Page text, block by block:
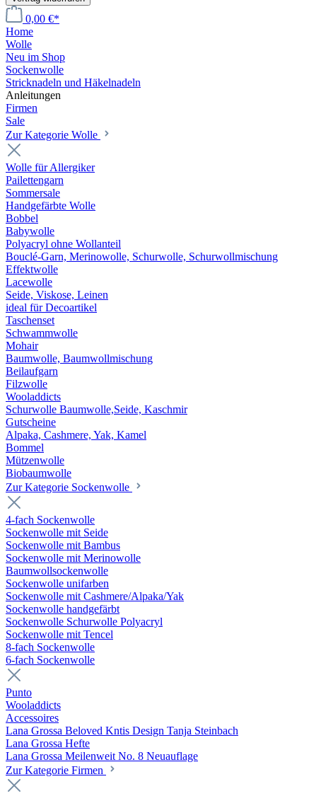
0,00 €*
Home
Wolle
Neu im Shop
Sockenwolle
Stricknadeln und Häkelnadeln
Anleitungen
Firmen
Sale
Zur Kategorie Wolle
Wolle für Allergiker
Pailettengarn
Sommersale
Handgefärbte Wolle
Bobbel
Babywolle
Polyacryl ohne Wollanteil
Bouclé-Garn, Merinowolle, Schurwolle, Schurwollmischung
Effektwolle
Lacewolle
Seide, Viskose, Leinen
ideal für Decoartikel
Taschenset
Schwammwolle
Mohair
Baumwolle, Baumwollmischung
Beilaufgarn
Filzwolle
Wooladdicts
Schurwolle Baumwolle,Seide, Kaschmir
Gutscheine
Alpaka, Cashmere, Yak, Kamel
Bommel
Mützenwolle
Biobaumwolle
Zur Kategorie Sockenwolle
4-fach Sockenwolle
Sockenwolle mit Seide
Sockenwolle mit Bambus
Sockenwolle mit Merinowolle
Baumwollsockenwolle
Sockenwolle unifarben
Sockenwolle mit Cashmere/Alpaka/Yak
Sockenwolle handgefärbt
Sockenwolle Schurwolle Polyacryl
Sockenwolle mit Tencel
8-fach Sockenwolle
6-fach Sockenwolle
Punto
Wooladdicts
Accessoires
Lana Grossa Beloved Kntis Design Tanja Steinbach
Lana Grossa Hefte
Lana Grossa Meilenweit No. 8 Neuauflage
Zur Kategorie Firmen